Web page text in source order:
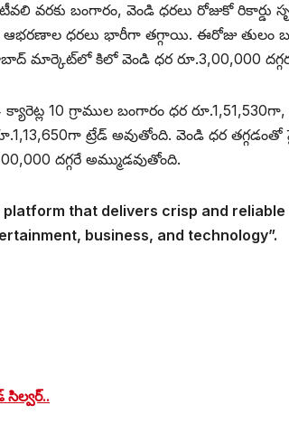
వరకు బంగారం, వెండి ధరలు రోజుకో రికార్డు
ధరలు భారీగా తగ్గాయి. ఈరోజు తులం
మార్కెట్‌లో కిలో వెండి ధర రూ.3,00,000
10 గ్రాముల బంగారం ధర రూ.1,51,530గా,
ట్రేడ్ అవుతోంది. వెండి ధర
దగ్గరే అమ్ముడవుతోంది.
platform that delivers crisp and
business, and technology”.
సిల్వర్..